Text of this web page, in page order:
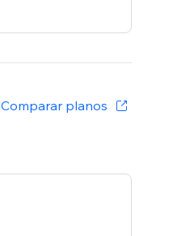
Comparar planos